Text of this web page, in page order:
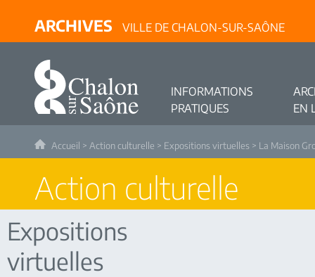
ARCHIVES VILLE DE CHALON-SUR-SAÔNE
INFORMATIONS
PRATIQUES
EN
Accueil > Action culturelle > Expositions virtuelles > La Maison
Action culturelle
Expositions
virtuelles